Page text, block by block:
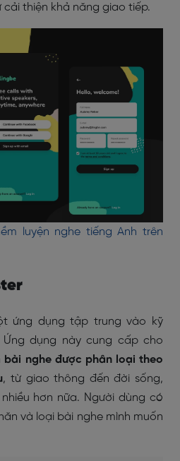
cải thiện khả năng giao tiếp.
luyện nghe tiếng Anh trên
ứng dụng tập trung vào kỹ
Ứng dụng này cung cấp cho
bài nghe được phân loại theo
, từ giao thông đến đời sống,
hơn nữa. Người dùng có
và loại bài nghe mình muốn